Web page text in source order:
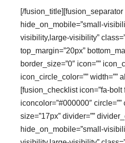
[/fusion_title][fusion_separator
hide_on_mobile=”small-
visibility,large-visibility”
top_margin=”20px”
border_size=”0″ icon=””
icon_circle_color=”” width=””
[fusion_checklist icon=”fa-bolt
iconcolor=”#000000″ circle=””
size=”17px” divider=””
hide_on_mobile=”small-